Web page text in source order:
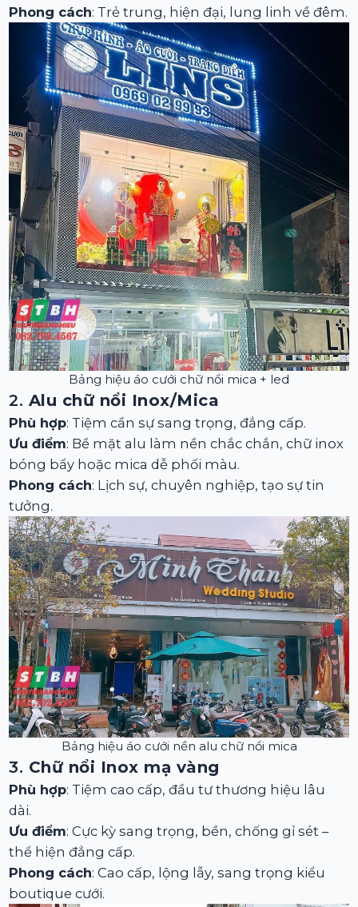
Phong cách: Trẻ trung, hiện đại, lung linh về đêm.
Bảng hiệu áo cưới chữ nổi mica + led
2. Alu chữ nổi Inox/Mica
Phù hợp: Tiệm cần sự sang trọng, đẳng cấp.
Ưu điểm: Bề mặt alu làm nền chắc chắn, chữ inox
bóng bẩy hoặc mica dễ phối màu.
Phong cách: Lịch sự, chuyên nghiệp, tạo sự tin
tưởng.
Bảng hiệu áo cưới nền alu chữ nổi mica
3. Chữ nổi Inox mạ vàng
Phù hợp: Tiệm cao cấp, đầu tư thương hiệu lâu
dài.
Ưu điểm: Cực kỳ sang trọng, bền, chống gỉ sét –
thể hiện đẳng cấp.
Phong cách: Cao cấp, lộng lẫy, sang trọng kiểu
boutique cưới.